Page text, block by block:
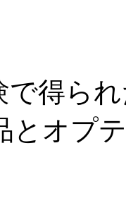
得ら
とオプ